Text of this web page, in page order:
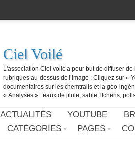
Ciel Voilé
L'association Ciel voilé a pour but de diffuser
rubriques au-dessus de l’image : Cliquez sur «
documentaires sur les chemtrails et la géo-
« Analyses » : eaux de pluie, sable, lichens,
ACTUALITÉS YOUTUBE
CATÉGORIES PAGES